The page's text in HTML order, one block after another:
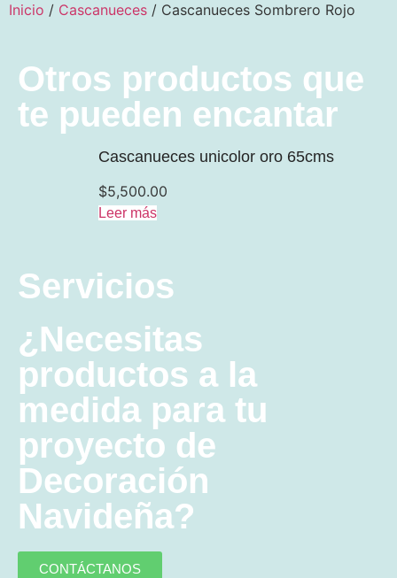
Inicio / Cascanueces / Cascanueces Sombrero Rojo
Otros productos que
te pueden encantar
Cascanueces unicolor oro 65cms
$5,500.00
Leer más
Servicios
¿Necesitas
productos a la
medida para tu
proyecto de
Decoración
Navideña?
CONTÁCTANOS